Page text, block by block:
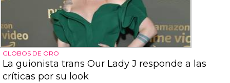
GLOBOS DE ORO
La guionista trans Our Lady J responde a las
críticas por su look